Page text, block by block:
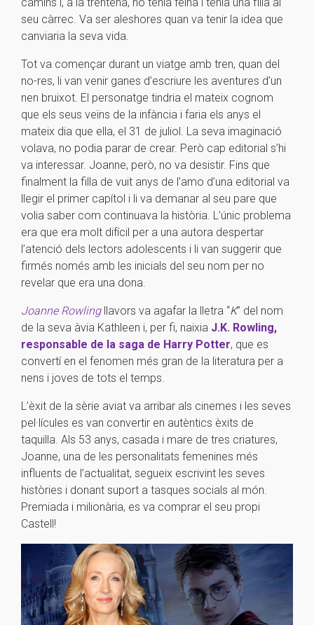
seu càrrec. Va ser aleshores quan va tenir la idea que
canviaria la seva vida.
Tot va començar durant un viatge amb tren, quan del
no-res, li van venir ganes d’escriure les aventures d’un
nen bruixot. El personatge tindria el mateix cognom
que els seus veïns de la infància i faria els anys el
mateix dia que ella, el 31 de juliol. La seva imaginació
volava, no podia parar de crear. Però cap editorial s’hi
va interessar. Joanne, però, no va desistir. Fins que
finalment la filla de vuit anys de l’amo d’una editorial va
llegir el primer capítol i li va demanar al seu pare que
volia saber com continuava la història. L’únic problema
era que era molt difícil per a una autora despertar
l’atenció dels lectors adolescents i li van suggerir que
firmés només amb les inicials del seu nom per no
revelar que era una dona.
Joanne Rowlingllavors va agafar la lletra “K” del nom
de la seva àvia Kathleen i, per fi, naixia J.K. Rowling,
responsable de la saga de Harry Potter, que es
convertí en el fenomen més gran de la literatura per a
nens i joves de tots el temps.
L’èxit de la sèrie aviat va arribar als cinemes i les seves
pel·lícules es van convertir en autèntics èxits de
taquilla. Als 53 anys, casada i mare de tres criatures,
Joanne, una de les personalitats femenines més
influents de l’actualitat, segueix escrivint les seves
històries i donant suport a tasques socials al món.
Premiada i milionària, es va comprar el seu propi
Castell!